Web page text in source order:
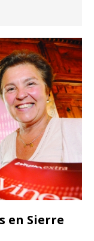
en Sierre